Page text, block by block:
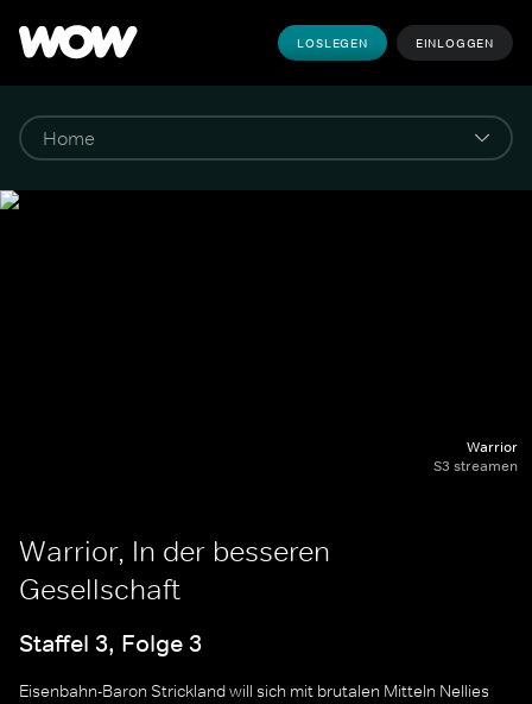
LOSLEGEN EINLOGGEN
Warrior
S3 streamen
Warrior, In der besseren
Gesellschaft
Staffel 3, Folge 3
Eisenbahn-Baron Strickland will sich mit brutalen Mitteln Nellies